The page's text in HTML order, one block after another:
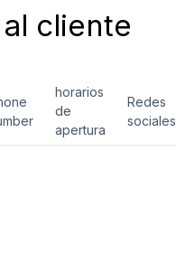
cliente
horarios
de
apertura
Redes
sociales